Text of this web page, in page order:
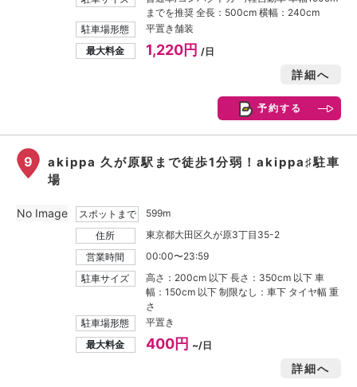
までを推奨 全長：500cm 横幅：240cm
駐車場形態
平置き舗装
最大料金
1,220円/日
詳細へ
予約する
9
akippa 久が原駅まで徒歩1分弱！akippa♯駐車
場
スポットまで
599m
住所
東京都大田区久が原3丁目35-2
営業時間
00:00〜23:59
駐車サイズ
高さ：200cm 以下 長さ：350cm 以下 車
幅：150cm 以下 制限なし：車下 タイヤ幅 重
さ
駐車場形態
平置き
最大料金
400円 ~/日
詳細へ
No Image